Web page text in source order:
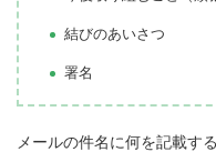
結びのあいさつ
署名
メールの件名に何を記載す